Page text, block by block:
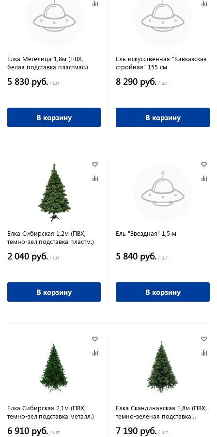
Елка Метелица 1,8м (ПВХ,
белая подставка пластмас.)
5 830 руб. / шт
В корзину
Ель искусственная "Кавказская
стройная" 155 см
8 290 руб. / шт
В корзину
Елка Сибирская 1,2м (ПВХ,
темно-зел.подставка пластм.)
2 040 руб. / шт
В корзину
Ель "Звездная" 1,5 м
5 840 руб. / шт
В корзину
Елка Сибирская 2,1м (ПВХ,
темно-зел.подставка металл.)
6 910 руб. / шт
Елка Скандинавская 1,8м (ПВХ,
темно-зеленая подставка
7 190 руб. / шт